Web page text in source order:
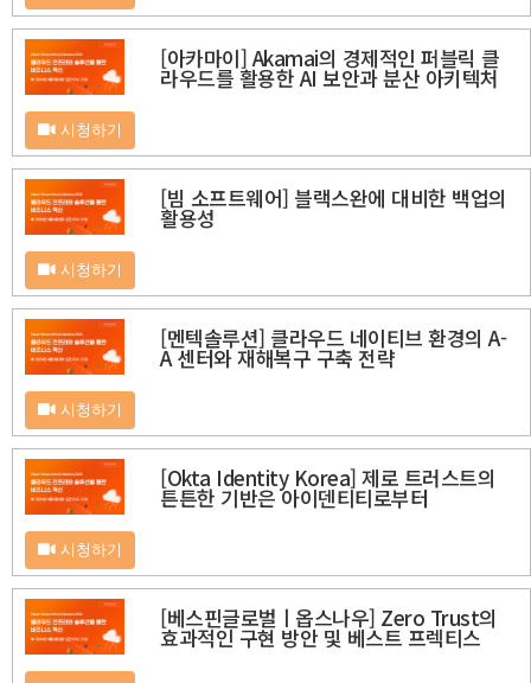
[아카마이] Akamai의 경제적인 퍼블릭 클
라우드를 활용한 AI 보안과 분산 아키텍처
시청하기
[빔 소프트웨어] 블랙스완에 대비한 백업의
활용성
시청하기
[멘텍솔루션] 클라우드 네이티브 환경의 A-
A 센터와 재해복구 구축 전략
시청하기
[Okta Identity Korea] 제로 트러스트의
튼튼한 기반은 아이덴티티로부터
시청하기
[베스핀글로벌ㅣ옵스나우] Zero Trust의
효과적인 구현 방안 및 베스트 프렉티스